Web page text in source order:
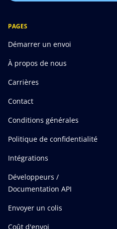
PAGES
Démarrer un envoi
À propos de nous
Carrières
Contact
Conditions générales
Politique de confidentialité
Intégrations
Développeurs /
Documentation API
Envoyer un colis
Coût d'envoi